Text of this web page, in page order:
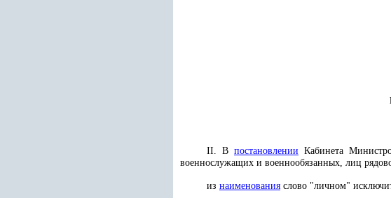
II. В постановлении Кабинета
военнослужащих и военнообязанных, лиц
из наименования слово "личном"